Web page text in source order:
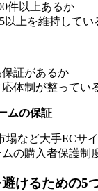
件以上あるか
上を維持してい
証があるか
体制が整ってい
ムの保証
場など大手ECサ
の購入者保護制
避けるための5